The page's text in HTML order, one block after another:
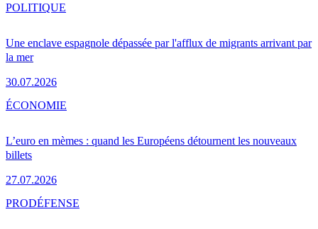
Une enclave espagnole dépassée par l'afflux de migrants arrivant par
la mer
30.07.2026
POLITIQUE
L’euro en mèmes : quand les Européens détournent les nouveaux
billets
27.07.2026
ÉCONOMIE
PRODÉFENSE